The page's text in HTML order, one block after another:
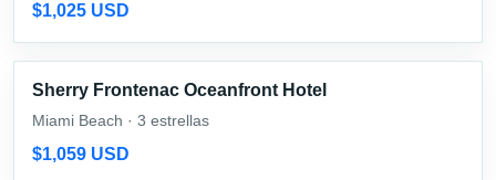
$1,025 USD
Sherry Frontenac Oceanfront Hotel
Miami Beach · 3 estrellas
$1,059 USD